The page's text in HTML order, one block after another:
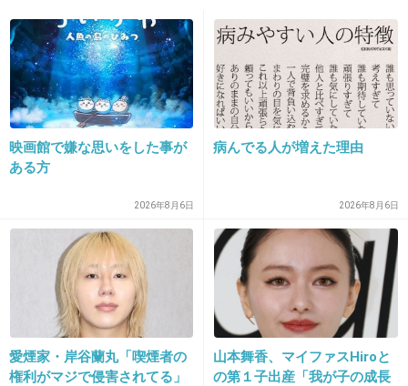
10. 匿名 2014/05/28(水) 11:58:13
最高体重597Kg 。
心臓発作で亡くなりました。
+228
2014/05/28(水) 11:58:42
無理にダイエットしたせいかと思った
+36 -3
12. 匿名2014/05/28(水) 11:59:24
映画館で嫌な思いをした事が
ある方
2026年8月6日
病んでる人が増えた理由
2026年8月6日
愛煙家・岸谷蘭丸「喫煙者の
権利がマジで侵害されてる」
山本舞香、マイファスHiroと
の第１子出産「我が子の成長